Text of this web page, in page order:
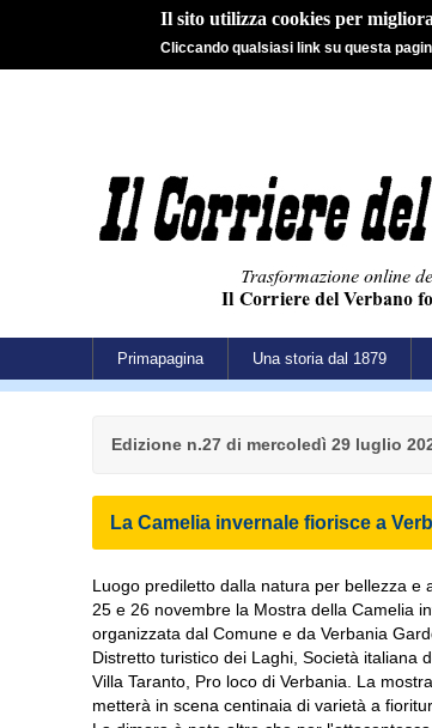
Il sito utilizza cookies per
Cliccando qualsiasi link su questa
Primapagina Una storia dal 1879
Edizione n.27 di mercoledì 29 luglio
La Camelia invernale fiorisce a
Luogo prediletto dalla natura per bellezza e
25 e 26 novembre la Mostra della Camelia
organizzata dal Comune e da Verbania
Distretto turistico dei Laghi, Società italiana
Villa Taranto, Pro loco di Verbania. La
metterà in scena centinaia di varietà a